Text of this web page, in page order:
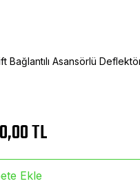
Bağlantılı Asansörlü
TL
Ekle